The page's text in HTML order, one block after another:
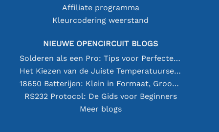
Affiliate programma
Kleurcodering weerstand
NIEUWE OPENCIRCUIT BLOGS
Solderen als een Pro: Tips voor Perfecte Elektronische Verbindingen
Het Kiezen van de Juiste Temperatuursensor [youtube]
18650 Batterijen: Klein in Formaat, Groot in Prestatie
RS232 Protocol: De Gids voor Beginners
Meer blogs